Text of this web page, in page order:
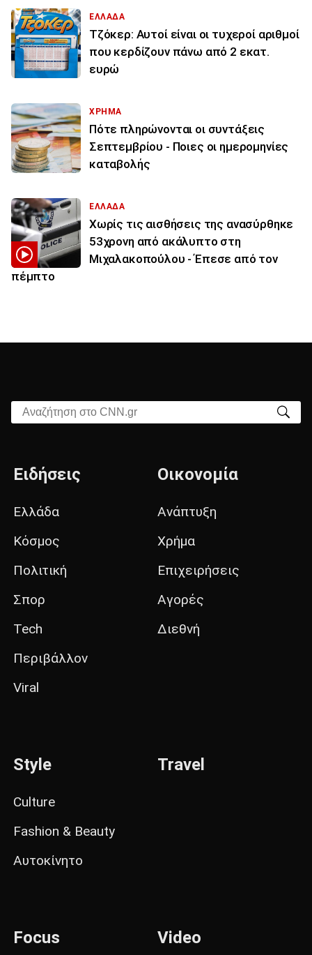
ΕΛΛΑΔΑ
Τζόκερ: Αυτοί είναι οι τυχεροί αριθμοί
που κερδίζουν πάνω από 2 εκατ.
ευρώ
ΧΡΗΜΑ
Πότε πληρώνονται οι συντάξεις
Σεπτεμβρίου - Ποιες οι ημερομηνίες
καταβολής
ΕΛΛΑΔΑ
Χωρίς τις αισθήσεις της ανασύρθηκε
53χρονη από ακάλυπτο στη
Μιχαλακοπούλου - Έπεσε από τον
πέμπτο
Αναζήτηση στο CNN.gr
Ειδήσεις
Ελλάδα
Κόσμος
Πολιτική
Σπορ
Tech
Περιβάλλον
Viral
Οικονομία
Ανάπτυξη
Χρήμα
Επιχειρήσεις
Αγορές
Διεθνή
Style
Culture
Fashion & Beauty
Αυτοκίνητο
Travel
Focus Video